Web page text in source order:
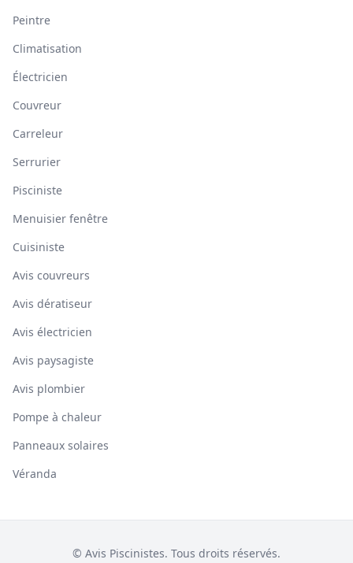
Peintre
Climatisation
Électricien
Couvreur
Carreleur
Serrurier
Pisciniste
Menuisier fenêtre
Cuisiniste
Avis couvreurs
Avis dératiseur
Avis électricien
Avis paysagiste
Avis plombier
Pompe à chaleur
Panneaux solaires
Véranda
© Avis Piscinistes. Tous droits réservés.